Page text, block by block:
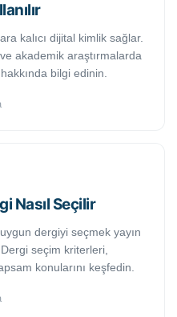
kalıcı dijital kimlik sağlar.
akademik araştırmalarda
bilgi edinin.
Nasıl Seçilir
dergiyi seçmek yayın
seçim kriterleri,
konularını keşfedin.